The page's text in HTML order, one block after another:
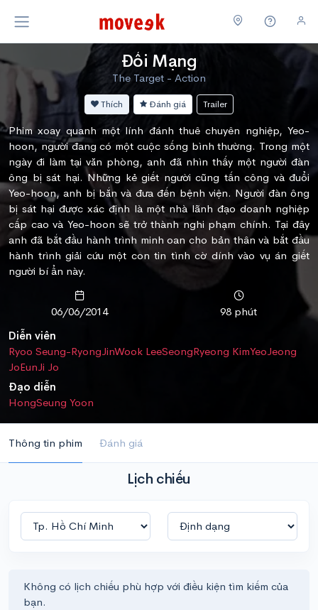
Đổi Mạng
The Target - Action
Thích Đánh giá Trailer
Phim xoay quanh một lính đánh thuê chuyên nghiệp, Yeo-
hoon, người đang có một cuộc sống bình thường. Trong một
ngày đi làm tại văn phòng, anh đã nhìn thấy một người đàn
ông bị sát hại. Những kẻ giết người cũng tấn công và đuổi
Yeo-hoon, anh bị bắn và đưa đến bệnh viện. Người đàn ông
bị sát hại được xác định là một nhà lãnh đạo doanh nghiệp
cấp cao và Yeo-hoon sẽ trở thành nghi phạm chính. Tại đây
anh đã bắt đầu hành trình minh oan cho bản thân và bắt đầu
hành trình giải cứu một con tin tình cờ dính vào vụ án giết
người bí ẩn này.
06/06/2014
98 phút
Diễn viên
Ryoo Seung-RyongJinWook LeeSeongRyeong KimYeoJeong
JoEunJi Jo
Đạo diễn
HongSeung Yoon
Thông tin phim Đánh giá
Lịch chiếu
Không có lịch chiếu phù hợp với điều kiện tìm kiếm của
bạn.